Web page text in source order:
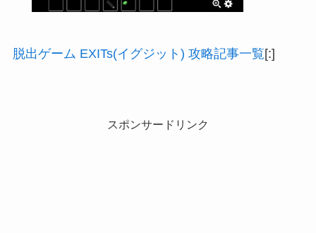
脱出ゲーム EXITs(イグジット) 攻略記事一覧[:]
スポンサードリンク